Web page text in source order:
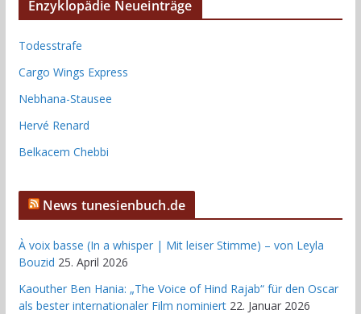
Enzyklopädie Neueinträge
Todesstrafe
Cargo Wings Express
Nebhana-Stausee
Hervé Renard
Belkacem Chebbi
News tunesienbuch.de
À voix basse (In a whisper | Mit leiser Stimme) – von Leyla
Bouzid 25. April 2026
Kaouther Ben Hania: „The Voice of Hind Rajab“ für den Oscar
als bester internationaler Film nominiert 22. Januar 2026